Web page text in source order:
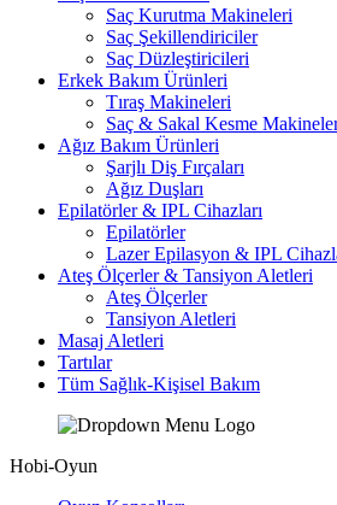
Saç Kurutma Makineleri
Saç Şekillendiriciler
Saç Düzleştiricileri
Erkek Bakım Ürünleri
Tıraş Makineleri
Saç & Sakal Kesme
Ağız Bakım Ürünleri
Şarjlı Diş Fırçaları
Ağız Duşları
Epilatörler & IPL Cihazları
Epilatörler
Lazer Epilasyon & IPL
Ateş Ölçerler & Tansiyon Aletleri
Ateş Ölçerler
Tansiyon Aletleri
Masaj Aletleri
Tartılar
Tüm Sağlık-Kişisel Bakım
Hobi-Oyun